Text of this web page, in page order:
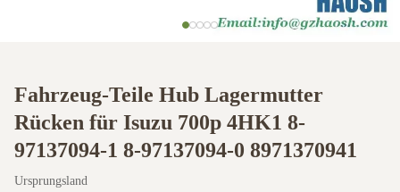
Fahrzeug-Teile Hub Lagermutter
Rücken für Isuzu 700p 4HK1 8-
97137094-1 8-97137094-0 8971370941
Ursprungsland